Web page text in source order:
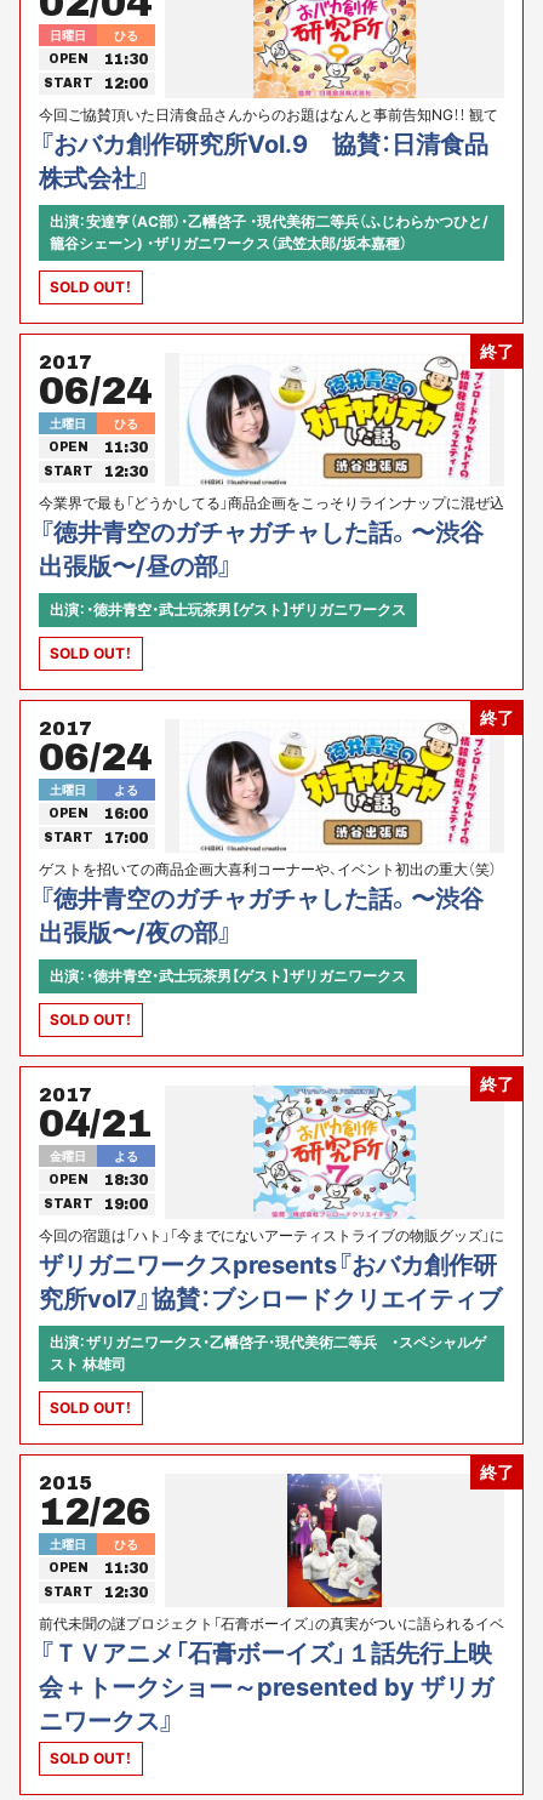
日曜日 ひる
OPEN 11:30
START 12:00
今回ご協賛頂いた日清食品さんからのお題はなんと事前告知NG！！ 観て
のお楽しみ的にガン上がりするハードルを作家陣がどんなおバカ創作で
越えてくるのか！？ あるいはさらりと下をくぐるのか！？ 会場で目撃すべ
く、是非お越しください（WEB中継、SNSでの当日ネタUPは一切ありま
せん）。
『おバカ創作研究所Vol.9 協賛：日清食品
株式会社』
出演：安達亨（AC部）・乙幡啓子 ・現代美術二等兵（ふじわらかつひと/
籠谷シェーン) ・ザリガニワークス（武笠太郎/坂本嘉種）
SOLD OUT！
終了
2017
06/24
土曜日 ひる
OPEN 11:30
START 12:30
今業界で最も「どうかしてる」商品企画をこっそりラインナップに混ぜ込
んでくるブシロードクリエイティブの商品をいじり倒すイベントです。
『徳井青空のガチャガチャした話。〜渋谷
出張版〜/昼の部』
出演：・徳井青空・武士玩茶男【ゲスト】ザリガニワークス
SOLD OUT！
終了
2017
06/24
土曜日 よる
OPEN 16:00
START 17:00
ゲストを招いての商品企画大喜利コーナーや、イベント初出の重大（笑）
発表やお披露目も！
『徳井青空のガチャガチャした話。〜渋谷
出張版〜/夜の部』
出演：・徳井青空・武士玩茶男【ゲスト】ザリガニワークス
SOLD OUT！
終了
2017
04/21
金曜日 よる
OPEN 18:30
START 19:00
今回の宿題は「ハト」「今までにないアーティストライブの物販グッズ」に
決定！！
ザリガニワークスpresents『おバカ創作研
究所vol7』協賛：ブシロードクリエイティブ
出演：ザリガニワークス・乙幡啓子・現代美術二等兵 ・スペシャルゲ
スト 林雄司
SOLD OUT！
終了
2015
12/26
土曜日 ひる
OPEN 11:30
START 12:30
前代未聞の謎プロジェクト「石膏ボーイズ」の真実がついに語られるイベ
ントが開催！！
『ＴＶアニメ「石膏ボーイズ」１話先行上映
会＋トークショー～presented by ザリガ
ニワークス』
SOLD OUT！